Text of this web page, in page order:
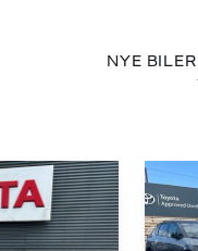
NYE BILER